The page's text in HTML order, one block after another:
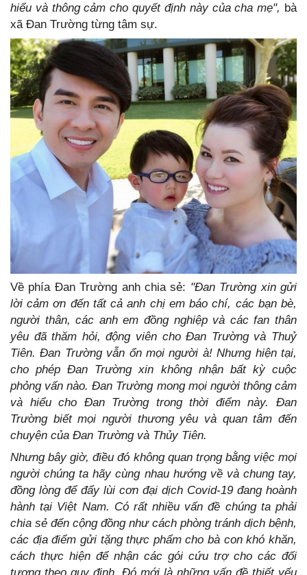
hiểu và thông cảm cho quyết định này của cha mẹ", bà
xã Đan Trường từng tâm sự.
Về phía Đan Trường anh chia sẻ: "Đan Trường xin gửi
lời cảm ơn đến tất cả anh chị em báo chí, các bạn bè,
người thân, các anh em đồng nghiệp và các fan thân
yêu đã thăm hỏi, động viên cho Đan Trường và Thuỷ
Tiên. Đan Trường vẫn ổn mọi người à! Nhưng hiện tại,
cho phép Đan Trường xin không nhận bất kỳ cuộc
phỏng vấn nào. Đan Trường mong mọi người thông cảm
và hiểu cho Đan Trường trong thời điểm này. Đan
Trường biết mọi người thương yêu và quan tâm đến
chuyện của Đan Trường và Thủy Tiên.
Nhưng bây giờ, điều đó không quan trọng bằng việc mọi
người chúng ta hãy cùng nhau hướng về và chung tay,
đồng lòng để đẩy lùi cơn đại dịch Covid-19 đang hoành
hành tại Việt Nam. Có rất nhiều vấn đề chúng ta phải
chia sẻ đến cộng đồng như cách phòng tránh dịch bệnh,
các địa điểm gửi tặng thực phẩm cho bà con khó khăn,
cách thực hiện để nhận các gói cứu trợ cho các đối